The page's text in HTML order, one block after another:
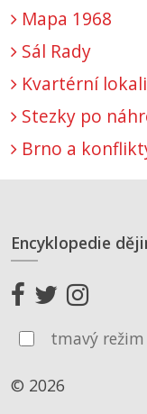
Mapa 1968
Sál Rady
Kvartérní
Stezky po
Brno a
Encyklopedie
tmavý režim
© 2026